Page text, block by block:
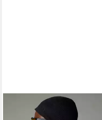
THE NORTH FACE
Beanie JIM BEANIE aus Wolle